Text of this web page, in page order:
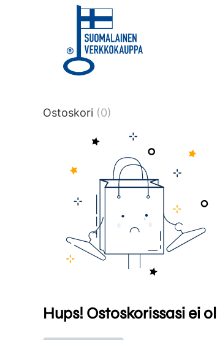
title or content.","post_type":
tmlmvi","meta_query":
data-original-query-vars="[]"
Ostoskori (0)
Hups! Ostoskorissasi ei